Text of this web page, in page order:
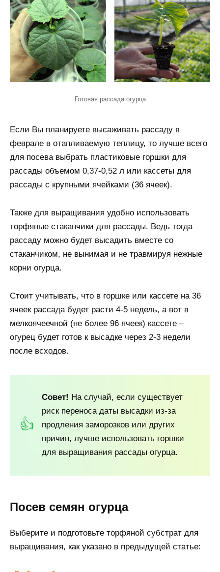
Готовая рассада огурца
Если Вы планируете высаживать рассаду в
феврале в отапливаемую теплицу, то лучше всего
для посева выбрать пластиковые горшки для
рассады объемом 0,37-0,52 л или кассеты для
рассады с крупными ячейками (36 ячеек).
Также для выращивания удобно использовать
торфяные стаканчики для рассады. Ведь тогда
рассаду можно будет высадить вместе со
стаканчиком, не вынимая и не травмируя нежные
корни огурца.
Стоит учитывать, что в горшке или кассете на 36
ячеек рассада будет расти 4-5 недель, а вот в
мелкоячеечной (не более 96 ячеек) кассете –
огурец будет готов к высадке через 2-3 недели
после всходов.
Совет! На случай, если существует
риск переноса даты высадки из-за
продления заморозков или других
причин, лучше использовать горшки
для выращивания рассады огурца.
Посев семян огурца
Выберите и подготовьте торфяной субстрат для
выращивания, как указано в предыдущей статье: